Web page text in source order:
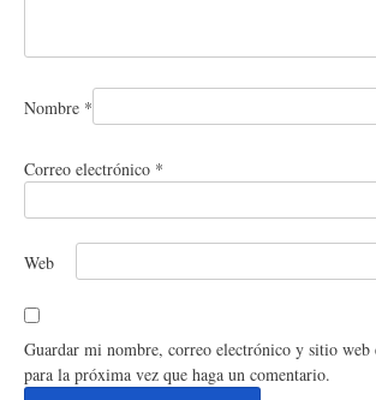
Nombre *
Correo electrónico *
Web
Guardar mi nombre, correo electrónico y sitio web
para la próxima vez que haga un comentario.